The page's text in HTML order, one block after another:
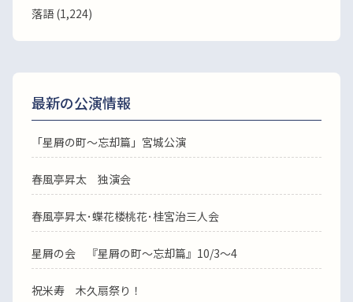
落語(1,224)
最新の公演情報
「星屑の町～忘却篇」宮城公演
春風亭昇太 独演会
春風亭昇太･蝶花楼桃花･桂宮治三人会
星屑の会 『星屑の町～忘却篇』10/3～4
祝米寿 木久扇祭り！